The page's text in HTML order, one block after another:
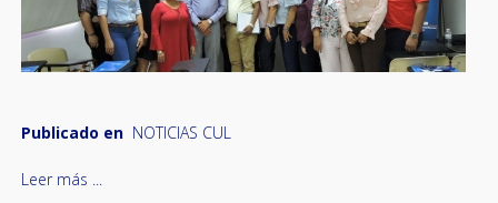
Publicado en NOTICIAS CUL
Leer más ...